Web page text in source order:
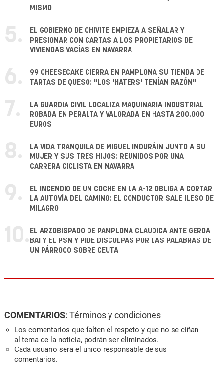
MISMO
5.
EL GOBIERNO DE CHIVITE EMPIEZA A SEÑALAR Y
PRESIONAR CON CARTAS A LOS PROPIETARIOS DE
VIVIENDAS VACÍAS EN NAVARRA
6.
99 CHEESECAKE CIERRA EN PAMPLONA SU TIENDA DE
TARTAS DE QUESO: "LOS 'HATERS' TENÍAN RAZÓN"
7.
LA GUARDIA CIVIL LOCALIZA MAQUINARIA INDUSTRIAL
ROBADA EN PERALTA Y VALORADA EN HASTA 200.000
EUROS
8.
LA VIDA TRANQUILA DE MIGUEL INDURÁIN JUNTO A SU
MUJER Y SUS TRES HIJOS: REUNIDOS POR UNA
CARRERA CICLISTA EN NAVARRA
9.
EL INCENDIO DE UN COCHE EN LA A-12 OBLIGA A CORTAR
LA AUTOVÍA DEL CAMINO: EL CONDUCTOR SALE ILESO DE
MILAGRO
10. EL ARZOBISPADO DE PAMPLONA CLAUDICA ANTE GEROA
BAI Y EL PSN Y PIDE DISCULPAS POR LAS PALABRAS DE
UN PÁRROCO SOBRE CEUTA
COMENTARIOS: Términos y condiciones
Los comentarios que falten el respeto y que no se ciñan
al tema de la noticia, podrán ser eliminados.
Cada usuario será el único responsable de sus
comentarios.